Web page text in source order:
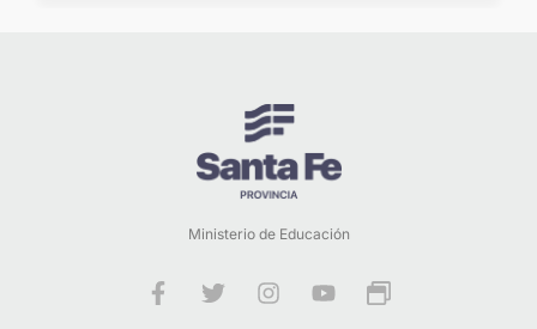
Ministerio de Educación